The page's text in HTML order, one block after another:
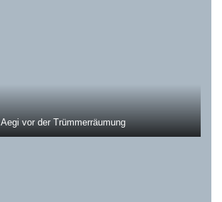
Aegi vor der Trümmerräumung